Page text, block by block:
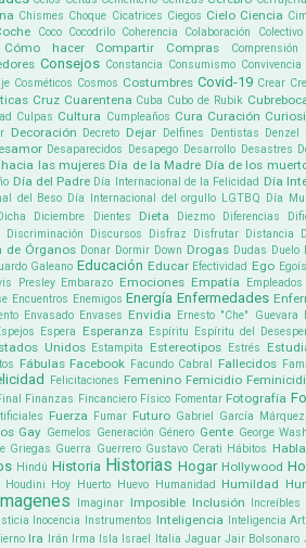
Chismes Choque Cicatrices Ciegos Cielo Ciencia
Coco Cocodrilo Coherencia Colaboración Colectivo
Cómo hacer Compartir Compras Comprensión
Consejos Constancia Consumismo Convivencia
Cosméticos Cosmos Costumbres Covid-19 Crear
Cruz Cuarentena Cuba Cubo de Rubik
Culpas Cultura Cumpleaños Cura Curación
Decoración Decreto Dejar Delfines Dentistas Denzel
Desaparecidos Desapego Desarrollo Desastres
las mujeres Día de la Madre Día de los
Día del Padre Día Internacional de la Felicidad Día
del Beso Día Internacional del orgullo LGTBQ Día
Dicha Diciembre Dientes Dieta Diezmo Diferencias
Discriminación Discursos Disfraz Disfrutar Distancia
de Órganos Donar Dormir Down Drogas Dudas Duelo
Galeano Educación Educar Efectividad Ego
Presley Embarazo Emociones Empatía Empleados
Encuentros Enemigos Energía Enfermedades
Envasado Envases Envidia Ernesto "Che" Guevara
Espera Esperanza Espíritu Espíritu del
Unidos Estampita Estereotipos Estrés
Fábulas Facebook Facundo Cabral Fallecidos
Felicitaciones Femenino Femicidio
Finanzas Fincanciero Físico Fomentar Fotografía
Fuerza Fumar Futuro Gabriel García Márquez
Gay Gemelos Generación Género Gente George
Griegas Guerra Guerrero Gustavo Cerati Hábitos
Hindú Historia Historias Hogar Hollywood
Houdini Hoy Huerto Huevo Humanidad Humildad
Imagenes Imaginar Imposible Inclusión Increíbles
Inocencia Instrumentos Inteligencia Inteligencia
Ira Irán Irma Isla Israel Italia Jaguar Jair Bolsonaro